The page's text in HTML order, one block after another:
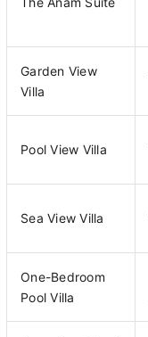
Garden View
Villa
Pool View Villa
Sea View Villa
One-Bedroom
Pool Villa